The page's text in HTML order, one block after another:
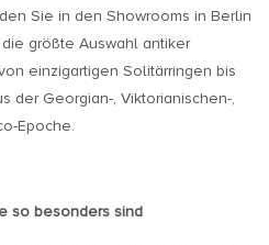
Sie in den Showrooms in Berlin
größte Auswahl antiker
einzigartigen Solitärringen bis
der Georgian-, Viktorianischen-,
Epoche.
so besonders sind